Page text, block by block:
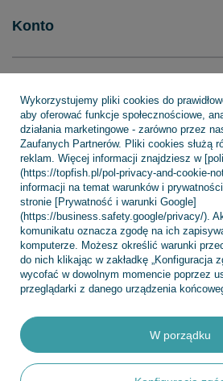
Konto
INFORMACJE
POMOC
TopFish Sp. z o.o. Sp.k
Wykorzystujemy pliki cookies do
aby oferować funkcje społecznościowe,
działania marketingowe - zarówno przez
Zaufanych Partnerów. Pliki cookies służą
reklam. Więcej informacji znajdziesz w
(https://topfish.pl/pol-privacy-and-cookie-
informacji na temat warunków i
stronie [Prywatność i warunki Google]
(https://business.safety.google/privacy/).
komunikatu oznacza zgodę na ich
komputerze. Możesz określić warunki
do nich klikając w zakładkę „Konfiguracja
wycofać w dowolnym momencie poprzez
przeglądarki z danego urządzenia
W porządku